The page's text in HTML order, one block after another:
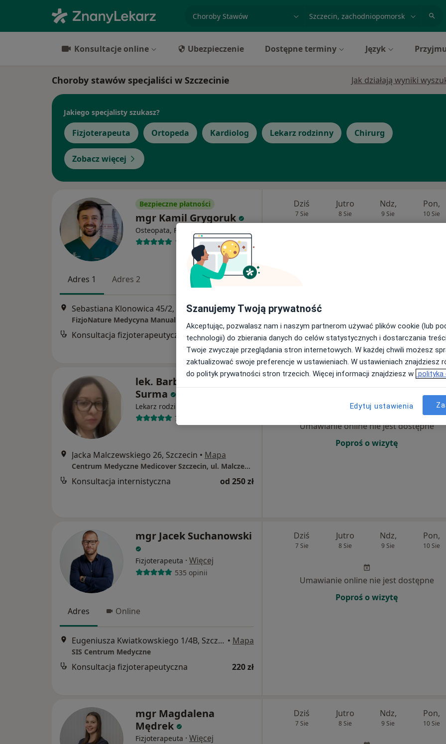
specjalizacja, badanie lub nazwisko
Konsultacje online Ubezpieczenie Dostępne terminy Język
Choroby stawów specjaliści w Szczecinie Jak działają wyniki
Jakiego specjalisty szukasz?
Fizjoterapeuta Ortopeda Kardiolog Lekarz rodzinny Chirurg
Zobacz więcej
Bezpieczne płatności
mgr Kamil Grygoruk
Osteopata, Fizjoterapeuta
12 opinii
Adres 1 Adres 2
Sebastiana Klonowica 45/2, Szczecin•Mapa
FizjoNature Medycyna Manualna
Konsultacja fizjoterapeutyczna 230 zł
Dziś
7 Sie
Jutro
8 Sie
Ndz,
9 Sie
Pon,
10 Sie
lek. Barbara Fiega-
Surma
Lekarz rodzinny
7 opinii
Jacka Malczewskiego 26, Szczecin • Mapa
Centrum Medyczne Medicover Szczecin, ul. Malczewskiego 26
Konsultacja internistyczna od 250 zł
Ndz, Pon,
Umawianie online nie jest dostępne
Poproś o wizytę
mgr Jacek Suchanowski
Fizjoterapeuta · Więcej
535 opinii
Adres Online
Eugeniusza Kwiatkowskiego 1/4B, Szczecin • Mapa
SIS Centrum Medyczne
Konsultacja fizjoterapeutyczna 220 zł
Dziś
7 Sie
Jutro
8 Sie
Ndz,
9 Sie
Pon,
10 Sie
Umawianie online nie jest dostępne
Poproś o wizytę
mgr Magdalena
Mędrek
Fizjoterapeuta · Więcej
Dziś
7 Sie
Jutro
8 Sie
Ndz,
9 Sie
Pon,
10 Sie
Szanujemy Twoją prywatność
Akceptując, pozwalasz nam i naszym partnerom używać plików cookie (lub
technologii) do zbierania danych do celów statystycznych i dostarczania
Twoje zwyczaje przeglądania stron internetowych. W każdej chwili możesz
zaktualizować swoje preferencje w ustawieniach. W ustawieniach znajdziesz
do polityk prywatności stron trzecich. Więcej informacji znajdziesz w polityka
Edytuj ustawienia